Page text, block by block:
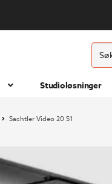
Søk
etter:
SØK
Studioløsninger
Sachtler Video 20 S1